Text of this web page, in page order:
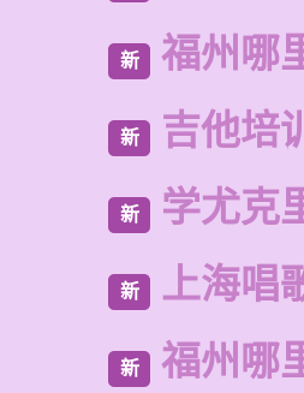
新 福州哪
新 吉他培
新 学尤克
新 上海唱
新 福州哪